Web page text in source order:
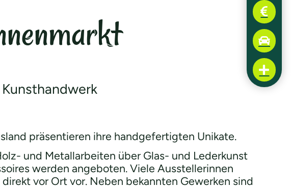
präsentieren ihre handgefertigten Unikate.
und Metallarbeiten über Glas- und Lederkunst
werden angeboten. Viele Ausstellerinnen
vor Ort vor. Neben bekannten Gewerken sind